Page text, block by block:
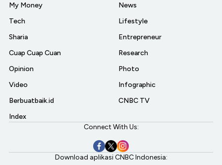
My Money
Tech
Sharia
Cuap Cuap Cuan
Opinion
Video
Berbuatbaik.id
Index
News
Lifestyle
Entrepreneur
Research
Photo
Infographic
CNBC TV
Connect With Us:
Download aplikasi CNBC Indonesia: